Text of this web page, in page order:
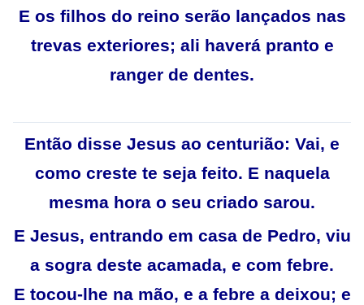
E os filhos do reino serão lançados nas
trevas exteriores; ali haverá pranto e
ranger de dentes.
Então disse Jesus ao centurião: Vai, e
como creste te seja feito. E naquela
mesma hora o seu criado sarou.
E Jesus, entrando em casa de Pedro, viu
a sogra deste acamada, e com febre.
E tocou-lhe na mão, e a febre a deixou; e